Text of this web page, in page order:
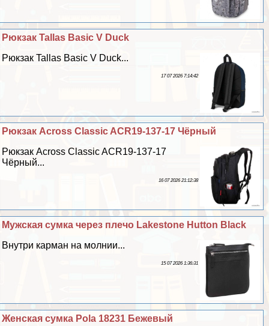
Рюкзак Tallas Basic V Duck
Рюкзак Tallas Basic V Duck...
17 07 2026 7:14:42
Рюкзак Across Classic ACR19-137-17 Чёрный
Рюкзак Across Classic ACR19-137-17
Чёрный...
16 07 2026 21:12:38
Мужская сумка через плечо Lakestone Hutton Black
Внутри карман на молнии...
15 07 2026 1:36:31
Женская сумка Pola 18231 Бежевый